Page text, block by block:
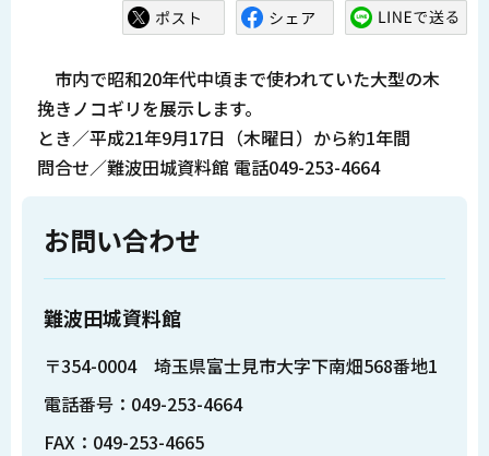
市内で昭和20年代中頃まで使われていた大型の木
挽きノコギリを展示します。
とき／平成21年9月17日（木曜日）から約1年間
問合せ／難波田城資料館 電話049-253-4664
お問い合わせ
難波田城資料館
〒354-0004 埼玉県富士見市大字下南畑568番地1
電話番号：049-253-4664
FAX：049-253-4665